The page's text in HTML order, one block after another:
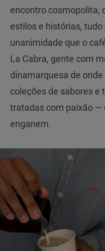
encontro cosmopolita,
estilos e histórias,
unanimidade que o
La Cabra, gente com
dinamarquesa de
coleções de sabores e
tratadas com paixão —
enganem.